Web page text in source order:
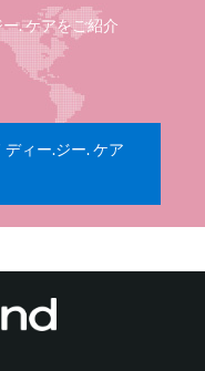
. ケアをご紹介
ィー.ジー. ケア